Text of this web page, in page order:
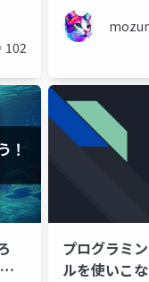
102
プログラミ
ルを使いこ